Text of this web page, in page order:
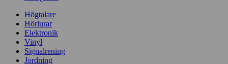
Högtalare
Hörlurar
Elektronik
Vinyl
Signalrening
Jordning